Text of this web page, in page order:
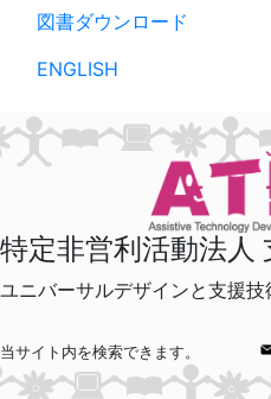
図書ダウンロード
ENGLISH
特定非営利活動法人
ユニバーサルデザインと支援
当サイト内を検索できます。